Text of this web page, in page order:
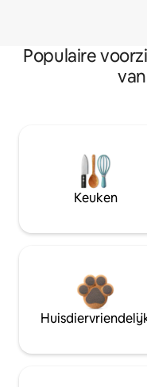
Populaire
Keuken